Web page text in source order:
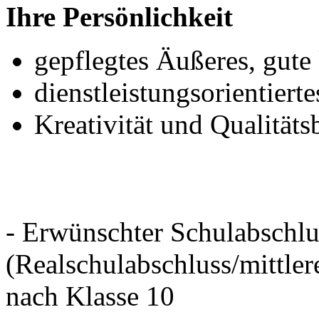
Ihre Persönlichkeit
gepflegtes Äußeres,
Kreativität und
- Erwünschter
(Realschulabschluss/
nach Klasse 10